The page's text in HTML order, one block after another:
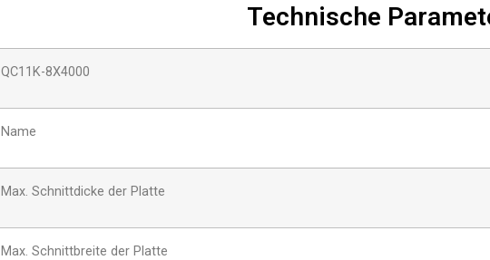
Technische
QC11K-8X4000
Name
Max. Schnittdicke der Platte
Max. Schnittbreite der Platte